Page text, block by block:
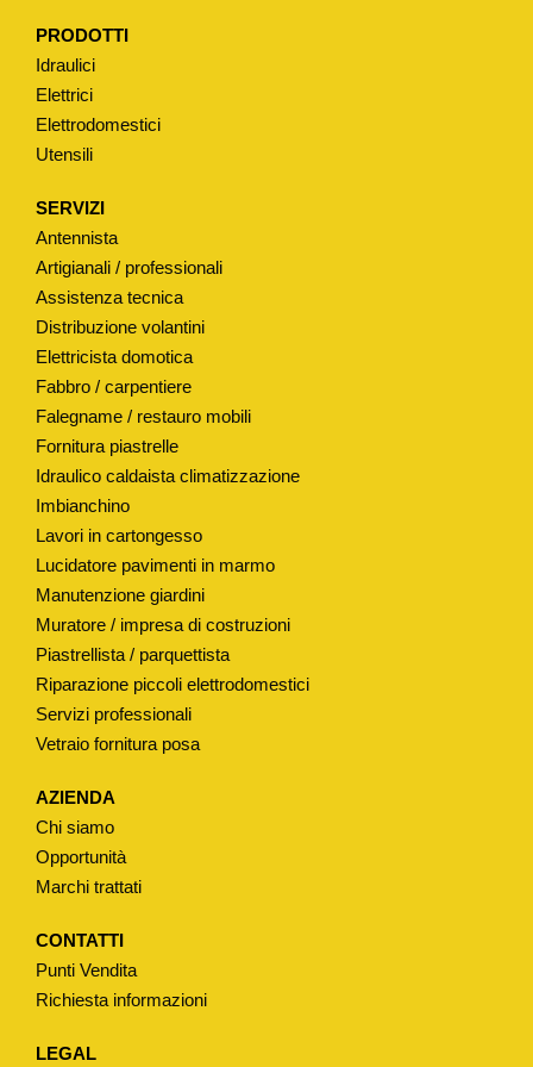
PRODOTTI
Idraulici
Elettrici
Elettrodomestici
Utensili
SERVIZI
Antennista
Artigianali / professionali
Assistenza tecnica
Distribuzione volantini
Elettricista domotica
Fabbro / carpentiere
Falegname / restauro mobili
Fornitura piastrelle
Idraulico caldaista climatizzazione
Imbianchino
Lavori in cartongesso
Lucidatore pavimenti in marmo
Manutenzione giardini
Muratore / impresa di costruzioni
Piastrellista / parquettista
Riparazione piccoli elettrodomestici
Servizi professionali
Vetraio fornitura posa
AZIENDA
Chi siamo
Opportunità
Marchi trattati
CONTATTI
Punti Vendita
Richiesta informazioni
LEGAL